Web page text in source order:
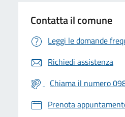
Contatta il comune
Leggi le domande
Richiedi assistenza
Chiama il numero
Prenota